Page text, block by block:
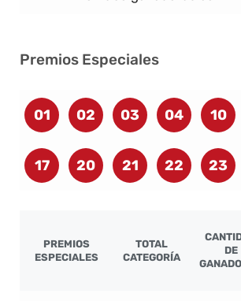
Premios Especiales
01 02 03 04 10
17 20 21 22 23
PREMIOS
ESPECIALES
TOTAL
CATEGORÍA
DE